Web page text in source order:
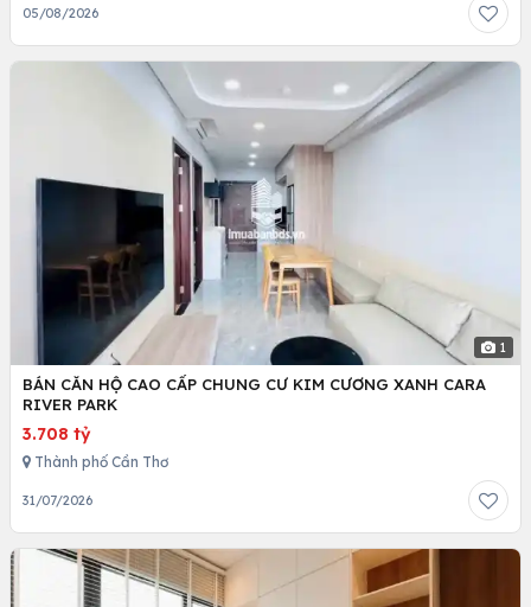
05/08/2026
1
BÁN CĂN HỘ CAO CẤP CHUNG CƯ KIM CƯƠNG XANH CARA
RIVER PARK
3.708 tỷ
Thành phố Cần Thơ
31/07/2026